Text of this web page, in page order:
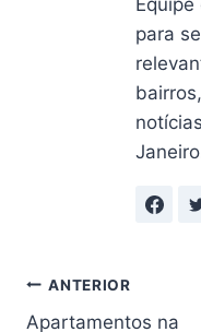
para
Navegação
ANTERIOR
Apartamentos na